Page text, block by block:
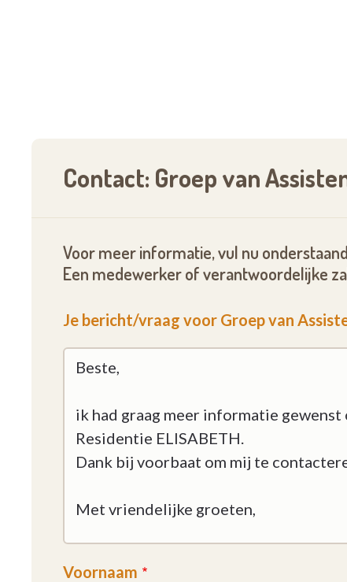
Contact: Groep van
Voor meer informatie, vul nu
Een medewerker of verantwoordelijke
Je bericht/vraag voor Groep van
Voornaam